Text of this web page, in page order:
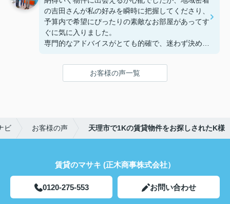
ました！
の吉田さんが私の好みを瞬時に把握してくださり、
予算内で希望にぴったりの素敵なお部屋があってす
ぐに気に入りました。
専門的なアドバイスがとても的確で、迷わず決める
鍵の受け取りのときに、また元気(o・・o)/~お店に
お客様の声一覧
ビ お客様の声 天理市で1Kの賃貸物件をお探しされたK様
賃貸のマサキ (正木商事株式会社）
0120-275-553 お問い合わせ